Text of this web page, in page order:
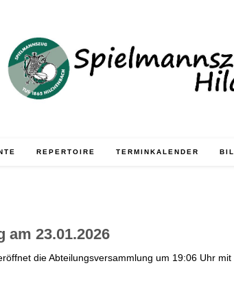
REPERTOIRE TERMINKALENDER
23.01.2026
die Abteilungsversammlung um 19:06 Uhr